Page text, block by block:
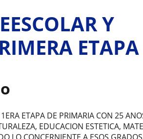
Y
ETAPA
ETAPA DE PRIMARIA CON 25
EDUCACION ESTETICA,